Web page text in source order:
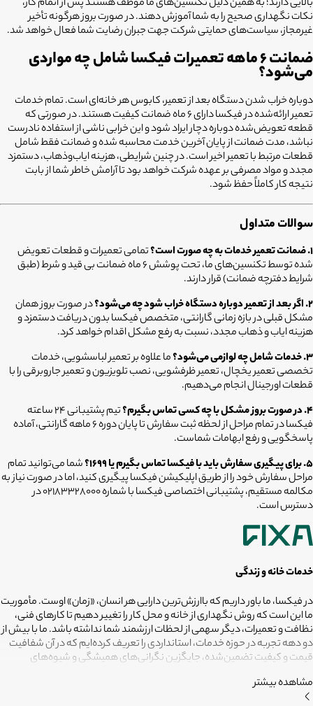
بالایی دارند؛ به همین دلیل تکنسین‌های ما موظف هستند پس از اتمام کار،
نکات نگهداری صحیح را به شما آموزش دهند. در صورت بروز هرگونه تأخیر
غیرمجاز، سیاست‌های حمایتی شرکت جهت جبران رضایت شما فعال خواهد شد.
ضمانت ۶ ماهه تعمیرات فیکسا شامل چه مواردی
می‌شود؟
دوباره خراب شدن دستگاه بعد از تعمیر، کابوس هر خانه‌ای است. تمام خدمات
تعمیر ارائه‌شده در فیکسا دارای ۶ ماه ضمانت کیفیت هستند. در صورتی که
قطعه تعویض‌شده دوباره دچار ایراد شود و این خرابی ناشی از استفاده نادرست
نباشد، مدت ضمانت از پایان آخرین خدمت محاسبه شده و ضمانت فقط شامل
قطعات مرتبط با تعمیر اخیر است. در چنین شرایطی، هزینه ایاب‌وذهاب، دستمزد
مجدد و مواد مصرفی بر عهده شرکت خواهد بود تا آرامش خاطر شما از بابت
نتیجه کار کاملاً حفظ شود.
سوالات متداول
۱. ضمانت تعمیر خدمات به چه صورت است؟
تمامی تعمیرات و قطعات تعویض
شده توسط تکنسین‌های ما، تحت پوشش ۶ ماه ضمانت بی قید و شرط (طبق
شرایط دفترچه ضمانت) قرار دارند.
۲. اگر بعد از تعمیر دوباره دستگاه خراب شود چه می‌شود؟
در صورت بروز همان
مشکل قبلی در بازه زمانی گارانتی، متخصص فیکسا بدون دریافت دستمزد و
هزینه ایاب و ذهاب مجدد، نسبت به رفع مشکل اقدام خواهد کرد.
۳. خدمات شامل چه لوازمی می‌شود؟
ما علاوه بر تعمیر لباسشویی، خدمات
تخصصی تعمیر یخچال، تعمیر ظرفشویی، نصب تلویزیون و تعمیر جاروبرقی را با
قطعات اورجینال انجام می‌دهیم.
۴. در صورت بروز مشکل با چه کسی تماس بگیرم؟
تیم پشتیبانی ۲۴ ساعته
فیکسا در تمام مراحل از لحظه ثبت سفارش تا پایان دوره ۶ ماهه گارانتی، آماده
پاسخگویی و رفع ابهامات شماست.
۵. برای پیگیری سفارش باید با فیکسا تماس بگیرم یا ۱۶۹۹؟
شما می‌توانید تمام
مراحل سفارش خود را از طریق اپلیکیشن فیکسا پیگیری کنید، اما در صورت نیاز به
مکالمه مستقیم، پشتیبانی اختصاصی فیکسا با شماره ۰۲۱۸۳۳۲۸۰۰۰ در
دسترس است.
خدمات خانه و زندگی
در فیکسا، ما باور داریم که باارزش‌ترین دارایی هر انسان، «زمان» اوست. مأموریت
ما این است که روش نگهداری از خانه و محل کار را تغییر دهیم تا کارهای فنی،
نظافت و تعمیرات، دیگر سهمی از لحظات ارزشمند شما نداشته باشد. ما با بیش از
دو دهه تجربه در حوزه خدمات، استانداردی را تعریف کرده‌ایم که در آن شفافیت
قیمت و کیفیت تضمین‌شده، جایگزین نگرانی‌های همیشگی و شیوه‌های
متخصصانی بسپاریم که از فیلترهای سخت‌گیرانه رد شده‌اند تا نتیجه نهایی،
دقیقاً همان فضای امن و بی‌دغدغه‌ای باشد که همیشه برای آرامش خود
مشاهده بیشتر